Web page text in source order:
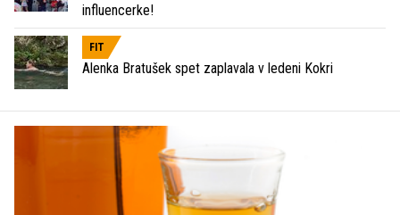
influencerke!
FIT
Alenka Bratušek spet zaplavala v ledeni Kokri